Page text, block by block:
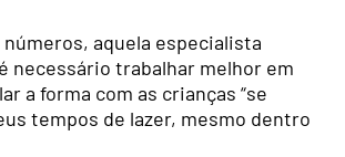
aquela especialista
necessário trabalhar melhor em
a forma com as crianças “se
tempos de lazer, mesmo dentro